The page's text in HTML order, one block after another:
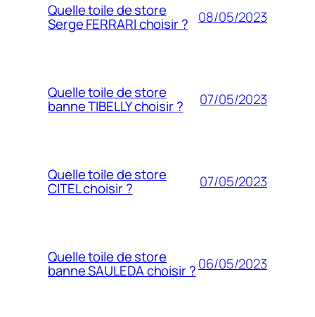
Quelle toile de store
Serge FERRARI choisir ? 08/05/2023
Quelle toile de store
banne TIBELLY choisir ? 07/05/2023
Quelle toile de store
CITEL choisir ? 07/05/2023
Quelle toile de store
banne SAULEDA choisir ?06/05/2023